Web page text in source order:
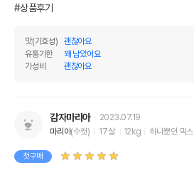
#상품후기
맛(기호성)
괜찮아요
유통기한
꽤 남았어요
가성비
괜찮아요
감자마리아
2023.07.19
마리아(수컷) 17살 12kg 하나뿐인 믹스
첫구매